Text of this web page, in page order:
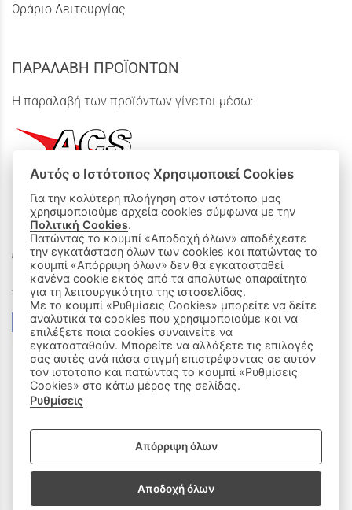
Ωράριο Λειτουργίας
ΠΑΡΑΛΑΒΗ ΠΡΟΪΟΝΤΩΝ
Η παραλαβή των προϊόντων γίνεται μέσω:
ΟΙ ΑΓΟΡΕΣ ΜΟΥ
Καλάθι Αγορών
Δεχόμαστε όλες τις πιστωτικές κάρτες:
Sitemap/Login
Αυτός ο Ιστότοπος Χρησιμοποιεί Cookies
Για την καλύτερη πλοήγηση στον ιστότοπο μας
χρησιμοποιούμε αρχεία cookies σύμφωνα με την
Πολιτική Cookies.
Πατώντας το κουμπί «Αποδοχή όλων» αποδέχεστε
την εγκατάσταση όλων των cookies και πατώντας το
κουμπί «Απόρριψη όλων» δεν θα εγκατασταθεί
κανένα cookie εκτός από τα απολύτως απαραίτητα
για τη λειτουργικότητα της ιστοσελίδας.
Με το κουμπί «Ρυθμίσεις Cookies» μπορείτε να δείτε
αναλυτικά τα cookies που χρησιμοποιούμε και να
επιλέξετε ποια cookies συναινείτε να
εγκατασταθούν. Μπορείτε να αλλάξετε τις επιλογές
σας αυτές ανά πάσα στιγμή επιστρέφοντας σε αυτόν
τον ιστότοπο και πατώντας το κουμπί «Ρυθμίσεις
Cookies» στο κάτω μέρος της σελίδας.
Ρυθμίσεις
Απόρριψη όλων
Αποδοχή όλων